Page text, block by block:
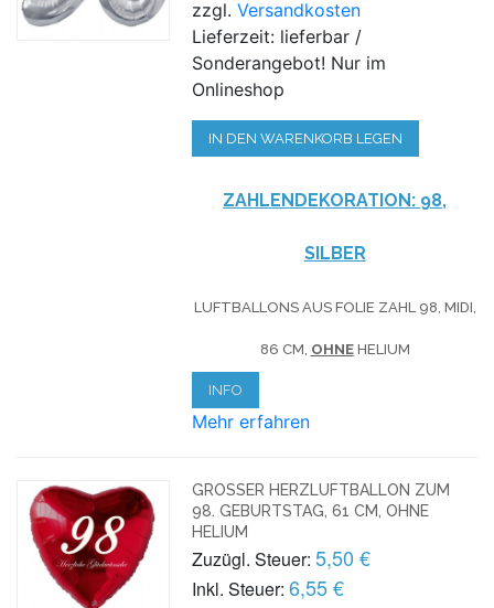
zzgl.Versandkosten
Lieferzeit: lieferbar /
Sonderangebot! Nur im
Onlineshop
IN DEN WARENKORB LEGEN
ZAHLENDEKORATION: 98,
SILBER
LUFTBALLONS AUS FOLIE ZAHL 98, MIDI,
86 CM, OHNEHELIUM
INFO
Mehr erfahren
GROSSER HERZLUFTBALLON ZUM 9
8. GEBURTSTAG, 61 CM, OHNE H
ELIUM
Zuzügl. Steuer: 5,50 €
Inkl. Steuer: 6,55 €